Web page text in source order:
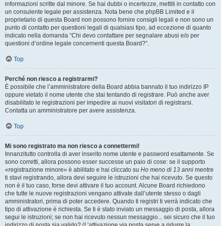
informazioni scritte dal minore. Se hai dubbi o incertezze, mettiti in contatto con
un consulente legale per assistenza. Nota bene che phpBB Limited e il
proprietario di questa Board non possono fornire consigli legali e non sono un
punto di contatto per questioni legali di qualsiasi tipo, ad eccezione di quanto
indicato nella domanda “Chi devo contattare per segnalare abusi e/o per
questioni d’ordine legale concernenti questa Board?”.
Top
Perché non riesco a registrarmi?
È possibile che l’amministratore della Board abbia bannato il tuo indirizzo IP
oppure vietato il nome utente che stai tentando di registrare. Può anche aver
disabilitato le registrazioni per impedire ai nuovi visitatori di registrarsi.
Contatta un amministratore per avere assistenza.
Top
Mi sono registrato ma non riesco a connettermi!
Innanzitutto controlla di aver inserito nome utente e password esattamente. Se
sono corretti, allora possono esser successe un paio di cose: se il supporto
«registrazione minore» è abilitato e hai cliccato su Ho meno di 13 anni mentre
ti stavi registrando, allora devi seguire le istruzioni che hai ricevuto. Se questo
non è il tuo caso, forse devi attivare il tuo account. Alcune Board richiedono
che tutte le nuove registrazioni vengano attivate dall’utente stesso o dagli
amministratori, prima di poter accedere. Quando ti registri ti verrà indicato che
tipo di attivazione è richiesta. Se ti è stato inviato un messaggio di posta, allora
segui le istruzioni; se non hai ricevuto nessun messaggio... sei sicuro che il tuo